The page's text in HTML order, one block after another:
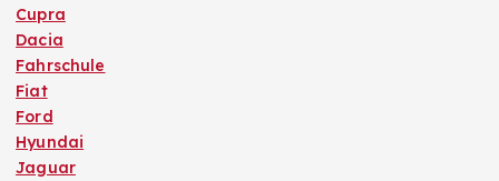
Cupra
Dacia
Fahrschule
Fiat
Ford
Hyundai
Jaguar